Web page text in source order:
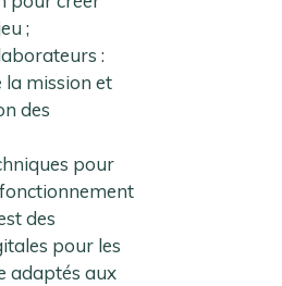
;
:
la mission et
des
pour
des
pour les
adaptés aux